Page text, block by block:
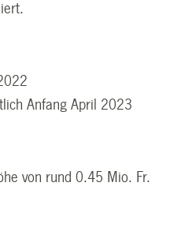
Anfang April 2023
von rund 0.45 Mio. Fr.